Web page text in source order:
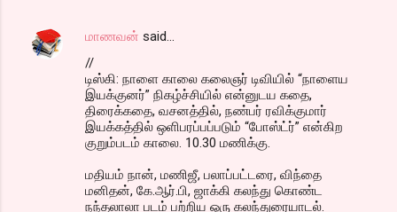
மாணவன் said…
//
டிஸ்கி: நாளை காலை கலைஞர் டிவியில் “நாளைய
இயக்குனர்” நிகழ்ச்சியில் என்னுடய கதை,
திரைக்கதை, வசனத்தில், நண்பர் ரவிக்குமார்
இயக்கத்தில் ஒளிபரப்பப்படும் “போஸ்ட்ர்” என்கிற
குறும்படம் காலை. 10.30 மணிக்கு.
மதியம் நான், மணிஜீ, பலாப்பட்டரை, விந்தை
மனிதன், கே.ஆர்.பி, ஜாக்கி கலந்து கொண்ட
நந்தலாலா படம் பற்றிய ஒரு கலந்துரையாடல்.